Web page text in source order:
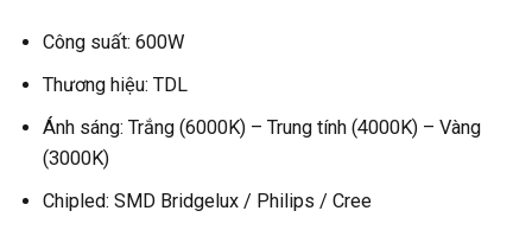
Công suất: 600W
Thương hiệu: TDL
Ánh sáng: Trắng (6000K) – Trung tính (4000K) – Vàng
(3000K)
Chipled: SMD Bridgelux / Philips / Cree